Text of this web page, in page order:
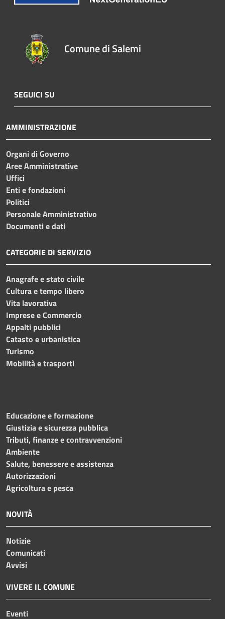
Comune di Salemi
SEGUICI SU
AMMINISTRAZIONE
Organi di Governo
Aree Amministrative
Uffici
Enti e fondazioni
Politici
Personale Amministrativo
Documenti e dati
CATEGORIE DI SERVIZIO
Anagrafe e stato civile
Cultura e tempo libero
Vita lavorativa
Imprese e Commercio
Appalti pubblici
Catasto e urbanistica
Turismo
Mobilità e trasporti
Educazione e formazione
Giustizia e sicurezza pubblica
Tributi, finanze e contravvenzioni
Ambiente
Salute, benessere e assistenza
Autorizzazioni
Agricoltura e pesca
NOVITÀ
Notizie
Comunicati
Avvisi
VIVERE IL COMUNE
Eventi